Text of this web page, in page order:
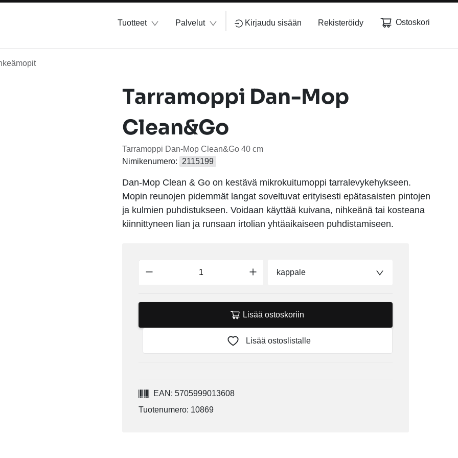
Tuotteet Palvelut Kirjaudu sisään Rekisteröidy Ostoskori
Tarramoppi Dan-Mop
Clean&Go
Tarramoppi Dan-Mop Clean&Go 40 cm
Nimikenumero:
2115199
Dan-Mop Clean & Go on kestävä mikrokuitumoppi tarralevykehykseen.
Mopin reunojen pidemmät langat soveltuvat erityisesti epätasaisten pintojen
ja kulmien puhdistukseen. Voidaan käyttää kuivana, nihkeänä tai kosteana
kiinnittyneen lian ja runsaan irtolian yhtäaikaiseen puhdistamiseen.
kappale
Lisää ostoskoriin
Lisää ostoslistalle
EAN: 5705999013608
Tuotenumero: 10869